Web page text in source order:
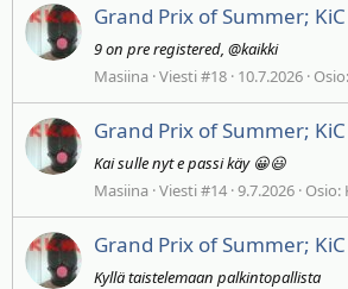
Grand Prix of Summer;
9 on pre registered, @kaikki
Masiina Viesti #18 10.7.2026 Osio:
Grand Prix of Summer;
Kai sulle nyt e passi käy 😀😃
Masiina Viesti #14 9.7.2026 Osio:
Grand Prix of Summer;
Kyllä taistelemaan palkintopallista